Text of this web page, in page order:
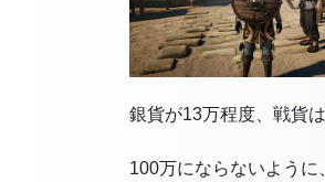
銀貨が13万程度、戦貨
100万にならないように